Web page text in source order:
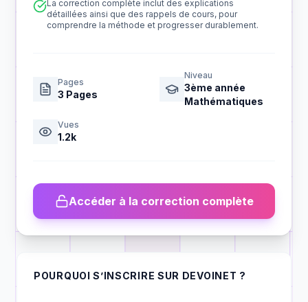
La correction complète inclut des explications
détaillées ainsi que des rappels de cours, pour
comprendre la méthode et progresser durablement.
Pages
3 Pages
Niveau
3ème année
Mathématiques
Vues
1.2k
Accéder à la correction complète
POURQUOI S’INSCRIRE SUR DEVOINET ?